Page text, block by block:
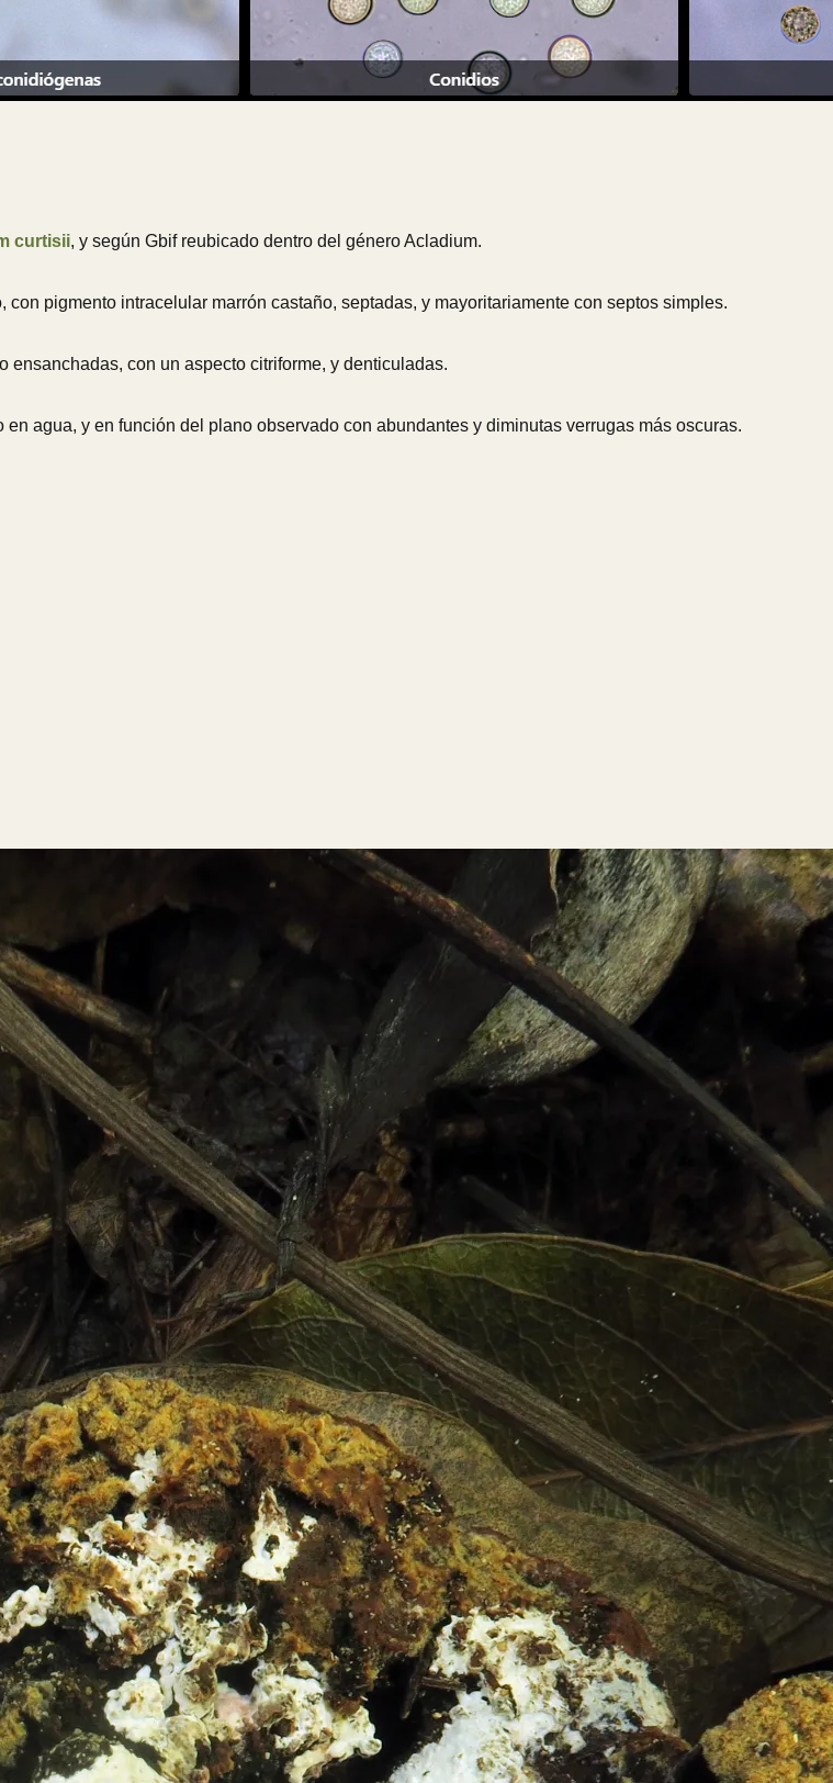
curtisii, y según Gbif reubicado dentro del género Acladium.
pigmento intracelular marrón castaño, septadas, y mayoritariamente con septos simples.
con un aspecto citriforme, y denticuladas.
agua, y en función del plano observado con abundantes y diminutas verrugas más oscuras.